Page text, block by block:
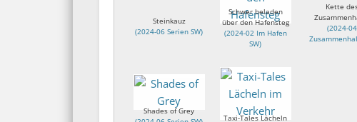
Steinkauz
(2024-06 Serien SW)
Schwer beladen
über den Hafensteg
(2024-02 Im Hafen
SW)
Kette
(2024-04
Shades of Grey
Taxi-Tales Lächeln